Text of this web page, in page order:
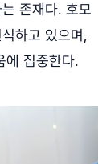
존재다. 호모
하고 있으며,
에 집중한다.